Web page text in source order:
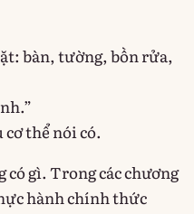
bàn, tường, bồn rửa,
thể nói có.
gì. Trong các chương
hành chính thức